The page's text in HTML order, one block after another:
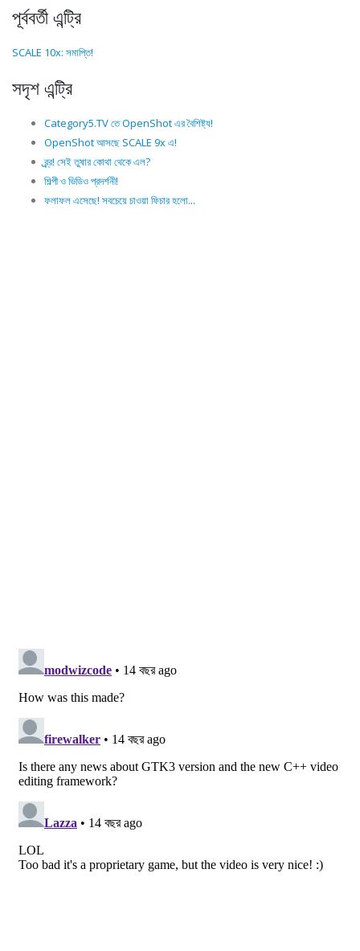
পূর্ববর্তী এন্ট্রি
SCALE 10x: সমাপ্তি!
সদৃশ এন্ট্রি
Category5.TV তে OpenShot এর বৈশিষ্ট্য!
OpenShot আসছে SCALE 9x এ!
ব্র্র্র! সেই তুষার কোথা থেকে এল?
শিল্পী ও ভিডিও প্রদর্শনী!
ফলাফল এসেছে! সবচেয়ে চাওয়া ফিচার হলো...